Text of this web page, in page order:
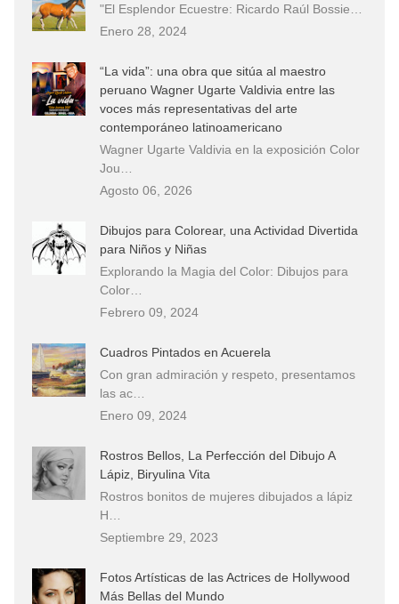
"El Esplendor Ecuestre: Ricardo Raúl Bossie…
Enero 28, 2024
“La vida”: una obra que sitúa al maestro
peruano Wagner Ugarte Valdivia entre las
voces más representativas del arte
contemporáneo latinoamericano
Wagner Ugarte Valdivia en la exposición Color
Jou…
Agosto 06, 2026
Dibujos para Colorear, una Actividad Divertida
para Niños y Niñas
Explorando la Magia del Color: Dibujos para
Color…
Febrero 09, 2024
Cuadros Pintados en Acuerela
Con gran admiración y respeto, presentamos
las ac…
Enero 09, 2024
Rostros Bellos, La Perfección del Dibujo A
Lápiz, Biryulina Vita
Rostros bonitos de mujeres dibujados a lápiz
H…
Septiembre 29, 2023
Fotos Artísticas de las Actrices de Hollywood
Más Bellas del Mundo